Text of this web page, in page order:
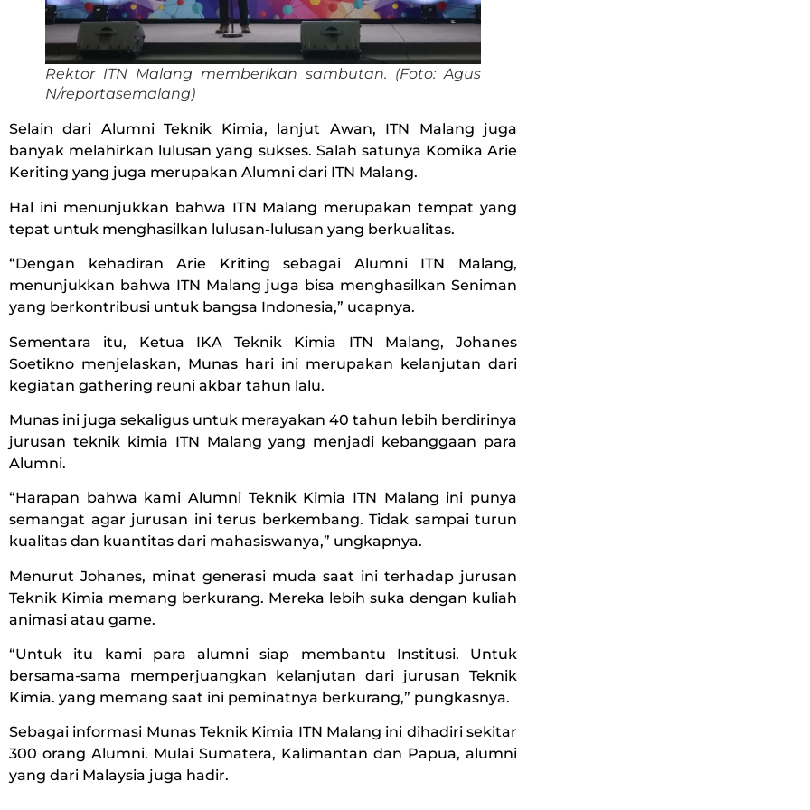
Rektor ITN Malang memberikan sambutan. (Foto: Agus
N/reportasemalang)
Selain dari Alumni Teknik Kimia, lanjut Awan, ITN Malang juga
banyak melahirkan lulusan yang sukses. Salah satunya Komika Arie
Keriting yang juga merupakan Alumni dari ITN Malang.
Hal ini menunjukkan bahwa ITN Malang merupakan tempat yang
tepat untuk menghasilkan lulusan-lulusan yang berkualitas.
“Dengan kehadiran Arie Kriting sebagai Alumni ITN Malang,
menunjukkan bahwa ITN Malang juga bisa menghasilkan Seniman
yang berkontribusi untuk bangsa Indonesia,” ucapnya.
Sementara itu, Ketua IKA Teknik Kimia ITN Malang, Johanes
Soetikno menjelaskan, Munas hari ini merupakan kelanjutan dari
kegiatan gathering reuni akbar tahun lalu.
Munas ini juga sekaligus untuk merayakan 40 tahun lebih berdirinya
jurusan teknik kimia ITN Malang yang menjadi kebanggaan para
Alumni.
“Harapan bahwa kami Alumni Teknik Kimia ITN Malang ini punya
semangat agar jurusan ini terus berkembang. Tidak sampai turun
kualitas dan kuantitas dari mahasiswanya,” ungkapnya.
Menurut Johanes, minat generasi muda saat ini terhadap jurusan
Teknik Kimia memang berkurang. Mereka lebih suka dengan kuliah
animasi atau game.
“Untuk itu kami para alumni siap membantu Institusi. Untuk
bersama-sama memperjuangkan kelanjutan dari jurusan Teknik
Kimia. yang memang saat ini peminatnya berkurang,” pungkasnya.
Sebagai informasi Munas Teknik Kimia ITN Malang ini dihadiri sekitar
300 orang Alumni. Mulai Sumatera, Kalimantan dan Papua, alumni
yang dari Malaysia juga hadir.